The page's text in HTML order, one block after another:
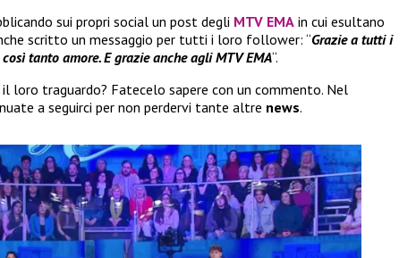
sui propri social un post degli MTV EMA in cui esultano
scritto un messaggio per tutti i loro follower: “Grazie a tutti i
tanto amore. E grazie anche agli MTV EMA“.
loro traguardo? Fatecelo sapere con un commento. Nel
a seguirci per non perdervi tante altre news.